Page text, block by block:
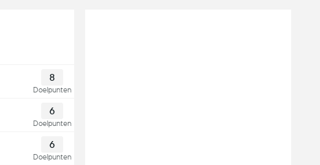
8
Doelpunten
6
Doelpunten
6
Doelpunten